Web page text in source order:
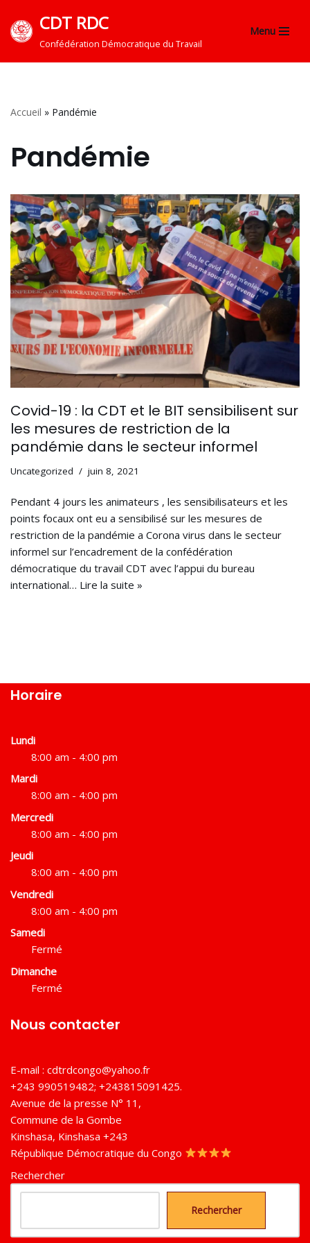
Aller
CDT RDC
Confédération Démocratique du Travail
Menu
Accueil » Pandémie
Pandémie
Covid-19 : la CDT et le BIT sensibilisent sur
les mesures de restriction de la
pandémie dans le secteur informel
Uncategorized juin 8, 2021
Pendant 4 jours les animateurs , les sensibilisateurs et les
points focaux ont eu a sensibilisé sur les mesures de
restriction de la pandémie a Corona virus dans le secteur
informel sur l’encadrement de la confédération
démocratique du travail CDT avec l’appui du bureau
international… Lire la suite »
Horaire
Lundi
8:00 am - 4:00 pm
Mardi
8:00 am - 4:00 pm
Mercredi
8:00 am - 4:00 pm
Jeudi
8:00 am - 4:00 pm
Vendredi
8:00 am - 4:00 pm
Samedi
Fermé
Dimanche
Fermé
Nous contacter
E-mail : cdtrdcongo@yahoo.fr
+243 990519482; +243815091425.
Avenue de la presse N° 11,
Commune de la Gombe
Kinshasa, Kinshasa +243
République Démocratique du Congo
Rechercher
Rechercher